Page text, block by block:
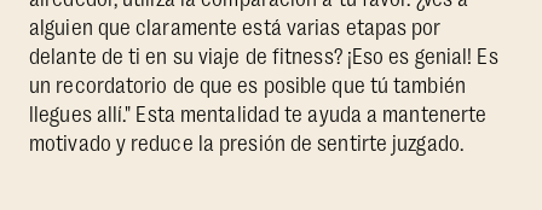
alguien que claramente está varias etapas por
delante de ti en su viaje de fitness? ¡Eso es genial! Es
un recordatorio de que es posible que tú también
llegues allí." Esta mentalidad te ayuda a mantenerte
motivado y reduce la presión de sentirte juzgado.